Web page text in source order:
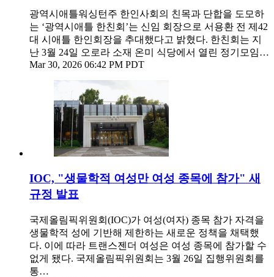
광역시애틀워싱턴주 한인사회의 친목과 단합을 도모하
는 ‘광역시애틀 한친회’는 신임 회장으로 서용환 전 제42
대 시애틀 한인회장을 추대했다고 밝혔다. 한친회는 지
난 3월 24일 오로라 소재 온미 식당에서 열린 정기모임…
Mar 30, 2026 06:42 PM PDT
IOC, "생물학적 여성만 여성 종목에 참가" 새
규정 발표
국제올림픽위원회(IOC)가 여성(여자) 종목 참가 자격을
생물학적 성에 기반해 제한하는 새로운 정책을 채택했
다. 이에 따라 트랜스젠더 여성은 여성 종목에 참가할 수
없게 됐다. 국제올림픽위원회는 3월 26일 집행위원회를
통…